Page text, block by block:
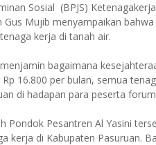
Sosial (BPJS)
Gus Mujib menyampaikan
kerja di tanah air.
bagaimana
16.800 per bulan, semua
di hadapan para peserta
Pesantren Al Yasini
kerja di Kabupaten Pasuruan.